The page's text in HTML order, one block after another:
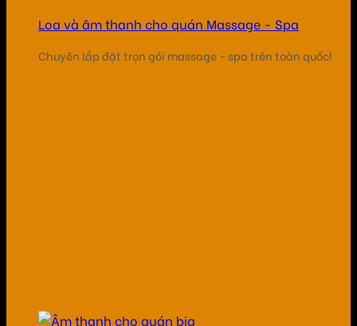
Loa và âm thanh cho quán Massage - Spa
Chuyên lắp đặt trọn gói massage - spa trên toàn quốc!